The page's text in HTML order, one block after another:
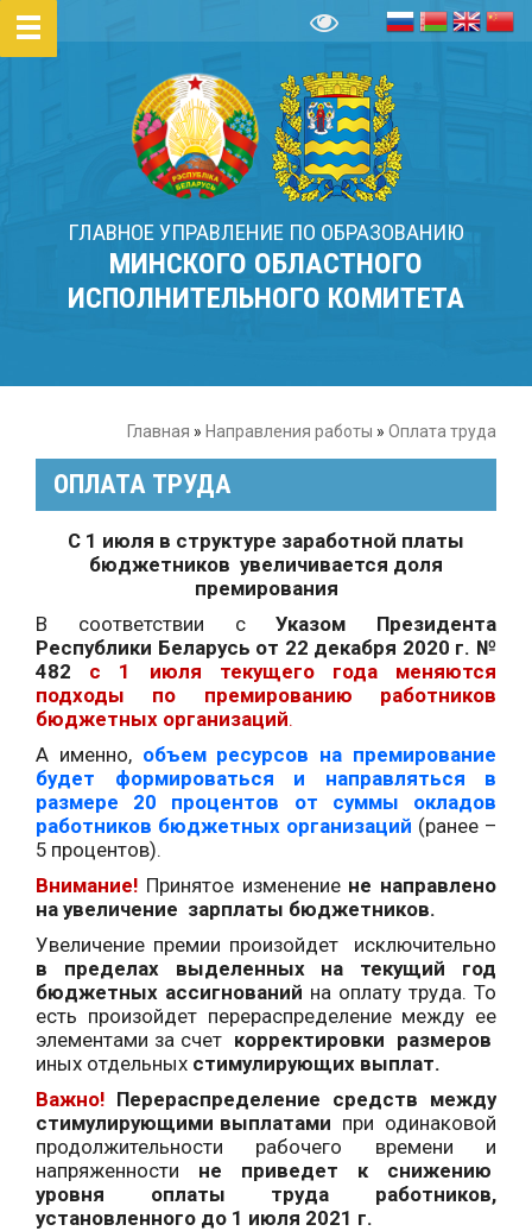
ГЛАВНОЕ УПРАВЛЕНИЕ ПО ОБРАЗОВАНИЮ
МИНСКОГО ОБЛАСТНОГО
ИСПОЛНИТЕЛЬНОГО КОМИТЕТА
Главная » Направления работы » Оплата труда
ОПЛАТА ТРУДА
С 1 июля в структуре заработной платы
бюджетников увеличивается доля
премирования
В соответствии сУказом Президента
Республики Беларусь от 22 декабря 2020 г. №
482 с 1 июля текущего года
меняются
подходы по премированию работников
бюджетных организаций.
А именно, объем ресурсов на премирование
будет формироваться и направляться в
размере 20 процентов от суммы окладов
работников бюджетных организаций (ранее –
5 процентов).
Внимание! Принятое изменение не направлено
на увеличение зарплаты бюджетников.
Увеличение премии произойдет исключительно
в пределах выделенных на текущий год
бюджетных ассигнований на оплату труда. То
есть произойдет перераспределение между ее
элементами за счет корректировки размеров
иных отдельных стимулирующих выплат.
Важно! Перераспределение средств между
стимулирующими выплатами при одинаковой
продолжительности рабочего времени и
напряженности не приведет к снижению
уровня оплаты труда работников,
установленного до 1 июля 2021 г.